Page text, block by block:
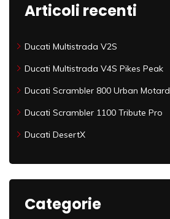
Articoli recenti
Ducati Multistrada V2S
Ducati Multistrada V4S Pikes Peak
Ducati Scrambler 800 Urban Motard
Ducati Scrambler 1100 Tribute Pro
Ducati DesertX
Categorie